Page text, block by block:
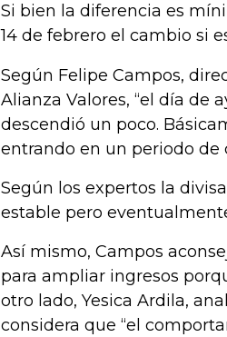
Si bien la diferencia es
14 de febrero el cambio si
Según Felipe Campos,
Alianza Valores, “el día de
descendió un poco.
entrando en un periodo de
Según los expertos la
estable pero
Así mismo, Campos
para ampliar ingresos
otro lado, Yesica Ardila,
considera que “el